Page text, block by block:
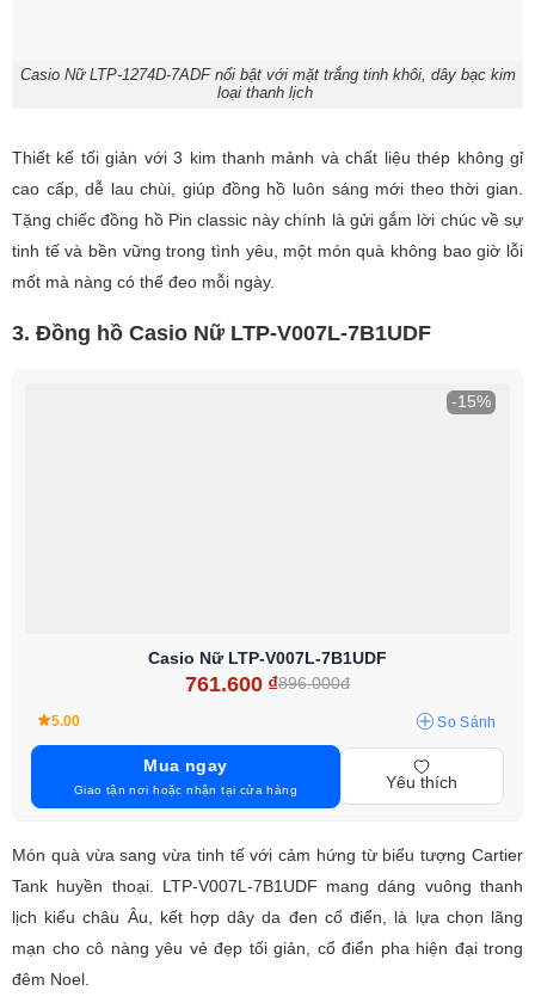
Casio Nữ LTP-1274D-7ADF nổi bật với mặt trắng tinh khôi, dây bạc kim
loại thanh lịch
Thiết kế tối giản với 3 kim thanh mảnh và chất liệu thép không gỉ
cao cấp, dễ lau chùi, giúp đồng hồ luôn sáng mới theo thời gian.
Tặng chiếc đồng hồ Pin classic này chính là gửi gắm lời chúc về sự
tinh tế và bền vững trong tình yêu, một món quà không bao giờ lỗi
mốt mà nàng có thể đeo mỗi ngày.
3. Đồng hồ Casio Nữ LTP-V007L-7B1UDF
-15%
Casio Nữ LTP-V007L-7B1UDF
761.600 ₫896.000đ
5.00 So Sánh
Mua ngay
Giao tận nơi hoặc nhận tại cửa hàng Yêu thích
Món quà vừa sang vừa tinh tế với cảm hứng từ biểu tượng Cartier
Tank huyền thoại. LTP-V007L-7B1UDF mang dáng vuông thanh
lịch kiểu châu Âu, kết hợp dây da đen cổ điển, là lựa chọn lãng
mạn cho cô nàng yêu vẻ đẹp tối giản, cổ điển pha hiện đại trong
đêm Noel.